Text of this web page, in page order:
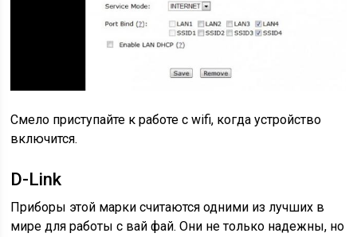
Смело приступайте к работе с wifi, когда устройство
включится.
D-Link
Приборы этой марки считаются одними из лучших в
мире для работы с вай фай. Они не только надежны, но